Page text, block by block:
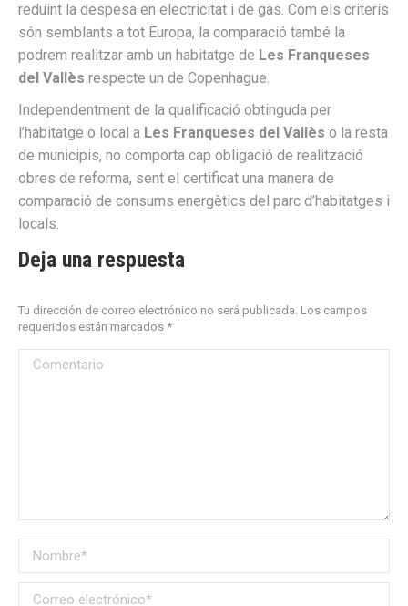
reduint la despesa en electricitat i de gas. Com els criteris
són semblants a tot Europa, la comparació també la
podrem realitzar amb un habitatge de Les Franqueses
del Vallès respecte un de Copenhague.
Independentment de la qualificació obtinguda per
l’habitatge o local a Les Franqueses del Vallès o la resta
de municipis, no comporta cap obligació de realització
obres de reforma, sent el certificat una manera de
comparació de consums energètics del parc d’habitatges i
locals.
Deja una respuesta
Tu dirección de correo electrónico no será publicada. Los campos
requeridos están marcados *
Comentario
Nombre *
Correo electrónico *